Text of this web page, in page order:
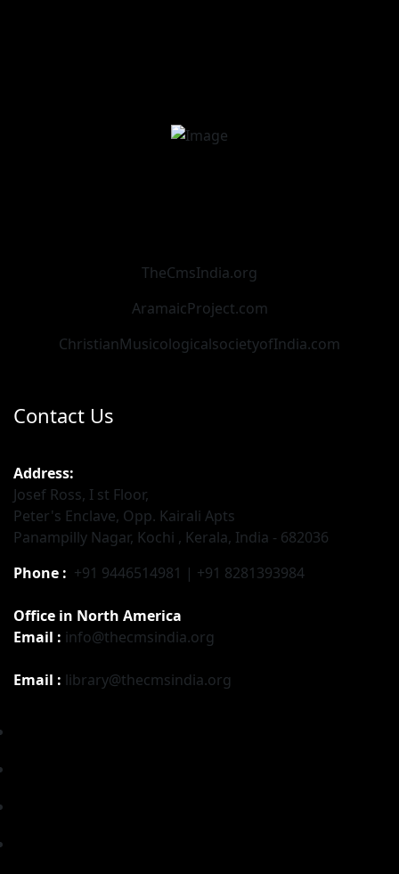
TheCmsIndia.org
AramaicProject.com
ChristianMusicologicalsocietyofIndia.com
Contact Us
Address:
Josef Ross, I st Floor,
Peter's Enclave, Opp. Kairali Apts
Panampilly Nagar, Kochi , Kerala, India - 682036
Phone : +91 9446514981 | +91 8281393984
Office in North America
Email : info@thecmsindia.org
Email : library@thecmsindia.org